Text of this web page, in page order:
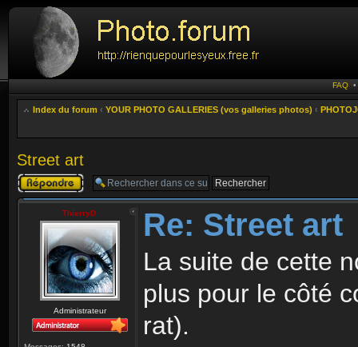
FAQ
Index du forum ‹ YOUR PHOTO GALLERIES (vos galleries photos) ‹
Street art
Publier une
réponse
ThierryD
Administrateur
Re: Street art
La suite de cette
plus pour le côté
rat).